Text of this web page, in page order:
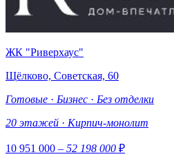
ЖК "Риверхаус"
Щёлково, Советская, 60
Готовые · Бизнес · Без отделки
20 этажей · Кирпич-монолит
10 951 000 – 52 198 000 ₽